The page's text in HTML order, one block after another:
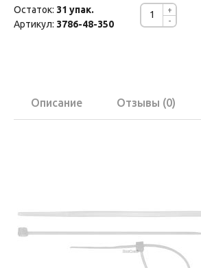
-
+
Остаток: 31 упак.
Артикул: 3786-48-350
Описание Отзывы (0)